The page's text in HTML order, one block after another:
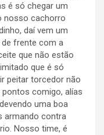
é só chegar um
nosso cachorro
daí vem um
frente com a
que não estão
que é só
peitar torcedor não
comigo, alías
uma boa
armando contra
Nosso time, é